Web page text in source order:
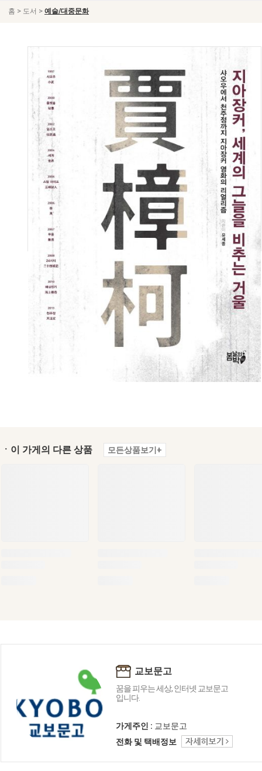
홈 > 도서 > 예술/대중문화
ㆍ이 가게의 다른 상품 모든상품보기+
교보문고
꿈을 피우는 세상, 인터넷 교보문고
입니다.
가게주인 : 교보문고
전화 및 택배정보